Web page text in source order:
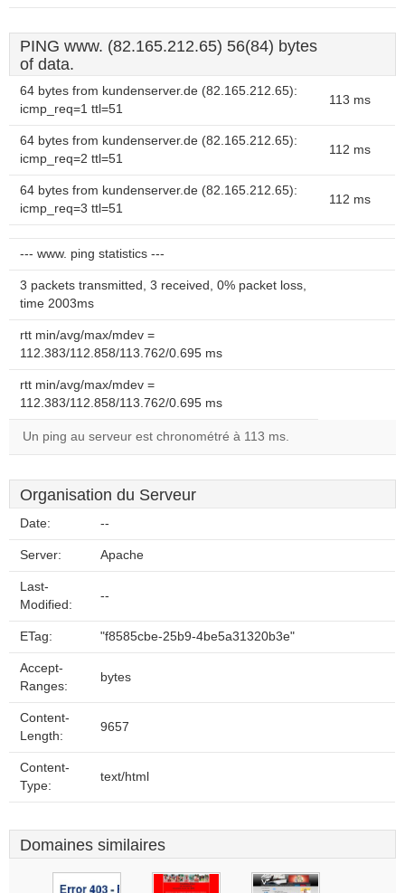
PING www. (82.165.212.65) 56(84) bytes
of data.
64 bytes from kundenserver.de (82.165.212.65):
icmp_req=1 ttl=51
113 ms
64 bytes from kundenserver.de (82.165.212.65):
icmp_req=2 ttl=51
112 ms
64 bytes from kundenserver.de (82.165.212.65):
icmp_req=3 ttl=51
112 ms
--- www. ping statistics ---
3 packets transmitted, 3 received, 0% packet loss,
time 2003ms
rtt min/avg/max/mdev =
112.383/112.858/113.762/0.695 ms
rtt min/avg/max/mdev =
112.383/112.858/113.762/0.695 ms
Un ping au serveur est chronométré à 113 ms.
Organisation du Serveur
Date: --
Server: Apache
Last-
Modified:
--
ETag: "f8585cbe-25b9-4be5a31320b3e"
Accept-
Ranges:
bytes
Content-
Length:
9657
Content-
Type:
text/html
Domaines similaires